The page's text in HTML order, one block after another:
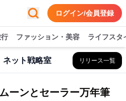
ログイン/会員登録
ファッション・美容 ライフスタ
ット戦略室 リリース一覧
ーンとセーラー万年筆